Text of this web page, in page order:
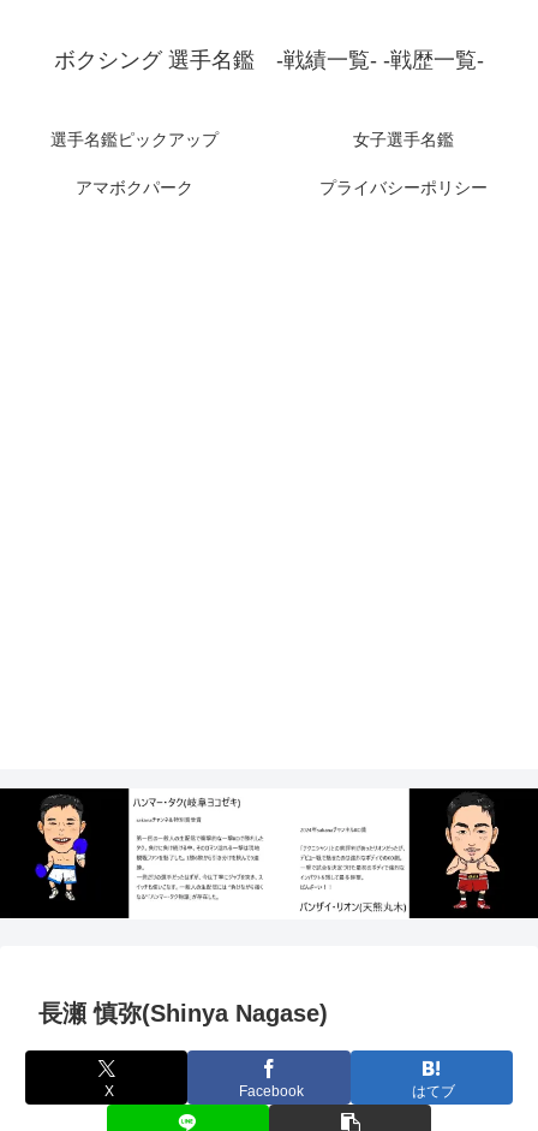
ボクシング 選手名鑑 -戦績一覧- -戦歴一覧-
選手名鑑ピックアップ 女子選手名鑑
アマボクパーク プライバシーポリシー
長瀬 慎弥(Shinya Nagase)
X Facebook はてブ